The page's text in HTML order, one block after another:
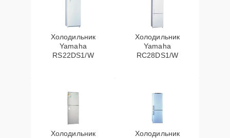
Холодильник
Yamaha
RS22DS1/W
Холодильник
Yamaha
RC28DS1/W
Холодильник
Холодильник